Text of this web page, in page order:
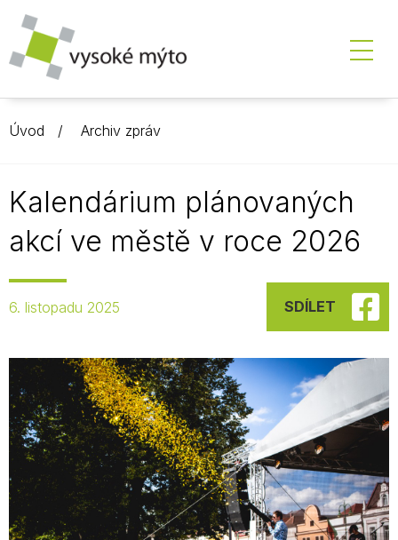
Úvod Archiv zpráv
Kalendárium plánovaných
akcí ve městě v roce 2026
6. listopadu 2025 SDÍLET